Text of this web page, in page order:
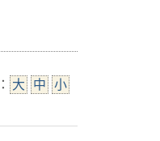
大 中 小